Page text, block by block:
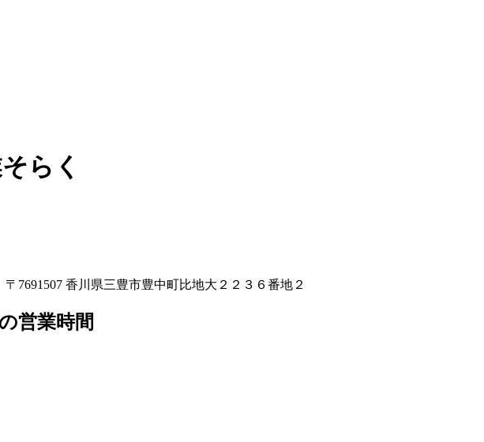
らく
7691507 香川県三豊市豊中町比地大２２３６番地２
営業時間